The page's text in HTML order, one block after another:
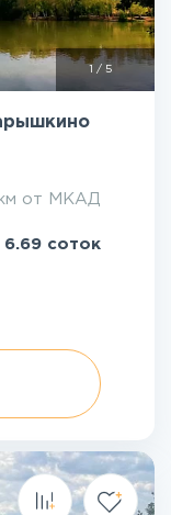
/ 5
от МКАД
6.69 соток